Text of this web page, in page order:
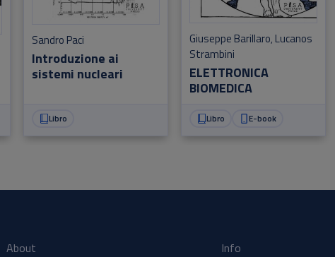
Introduzione ai
sistemi nucleari
Sandro Paci
Libro
ELETTRONICA
BIOMEDICA
Giuseppe Barillaro, Lucanos
Strambini
Libro E-book
About Info